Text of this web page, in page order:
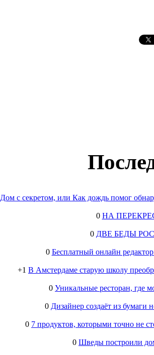
Дом с секретом, или Как дождь помог
0 НА
0 ДВЕ БЕДЫ
0 Бесплатный онлайн
+1 В Амстердаме старую школу
0 Уникальные ресторан, где
0 Дизайнер создаёт из
0 7 продуктов, которыми точно не
0 Шведы построили